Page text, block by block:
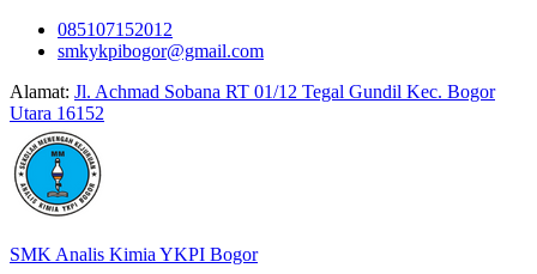
Skip
085107152012
smkykpibogor@gmail.com
Alamat: Jl. Achmad Sobana RT 01/12 Tegal Gundil Kec. Bogor
Utara 16152
SMK Analis Kimia YKPI Bogor